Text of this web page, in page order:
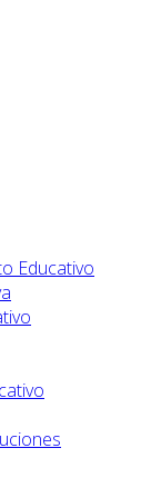
Educativo